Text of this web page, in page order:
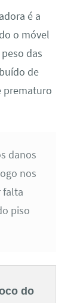
é a
o móvel
das
de
prematuro
danos
nos
falta
piso
do